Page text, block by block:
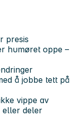
presis
humøret oppe –
å jobbe tett på
vippe av
eller deler